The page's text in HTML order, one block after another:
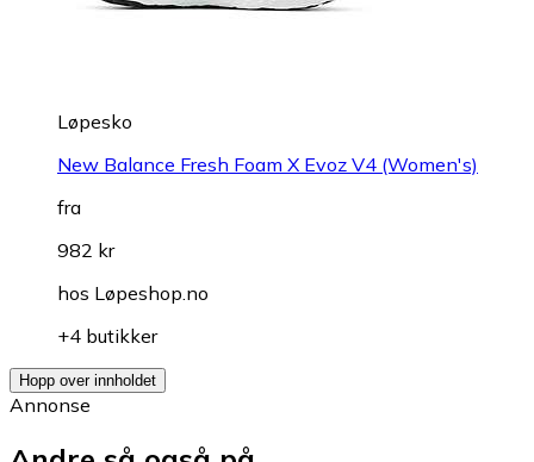
Løpesko
New Balance Fresh Foam X Evoz V4 (Women's)
fra
982 kr
hos Løpeshop.no
+4 butikker
Hopp over innholdet
Annonse